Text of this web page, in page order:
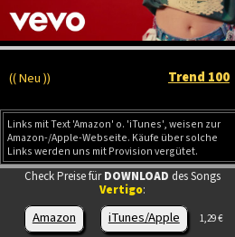
(( Neu )) Trend 100
Links mit Text 'Amazon' o. 'iTunes', weisen zur
Amazon-/Apple-Webseite. Käufe über solche
Links werden uns mit Provision vergütet.
Check Preise fürDOWNLOAD des Songs
Vertigo:
Amazon iTunes/Apple 1,29 €